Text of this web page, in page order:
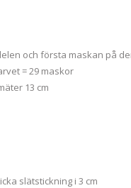
och första maskan på
= 29 maskor
13 cm
slätstickning i 3 cm